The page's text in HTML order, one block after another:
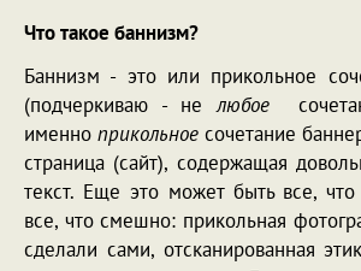
Что такое баннизм?
Баннизм - это или прикольное
(подчеркиваю - нелюбое
именно прикольное сочетание
страница (сайт), содержащая
текст. Еще это может быть все,
все, что смешно: прикольная
сделали сами, отсканированная